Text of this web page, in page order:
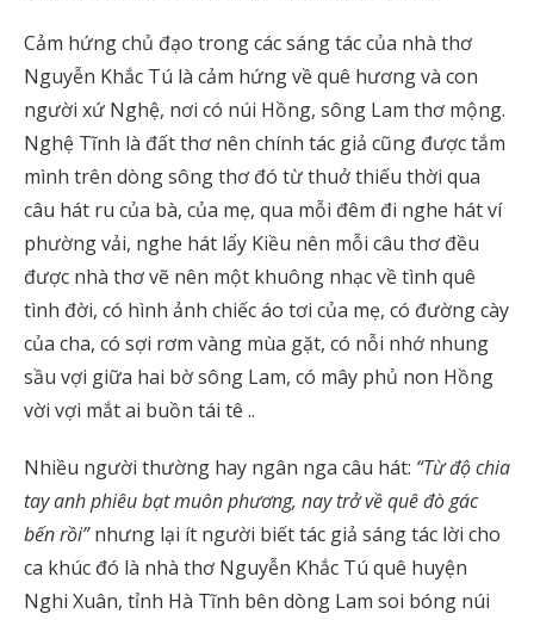
Cảm hứng chủ đạo trong các sáng tác của nhà thơ
Nguyễn Khắc Tú là cảm hứng về quê hương và con
người xứ Nghệ, nơi có núi Hồng, sông Lam thơ mộng.
Nghệ Tĩnh là đất thơ nên chính tác giả cũng được tắm
mình trên dòng sông thơ đó từ thuở thiếu thời qua
câu hát ru của bà, của mẹ, qua mỗi đêm đi nghe hát ví
phường vải, nghe hát lẩy Kiều nên mỗi câu thơ đều
được nhà thơ vẽ nên một khuông nhạc về tình quê
tình đời, có hình ảnh chiếc áo tơi của mẹ, có đường cày
của cha, có sợi rơm vàng mùa gặt, có nỗi nhớ nhung
sầu vợi giữa hai bờ sông Lam, có mây phủ non Hồng
vời vợi mắt ai buồn tái tê ..
Nhiều người thường hay ngân nga câu hát: “Từ độ chia
tay anh phiêu bạt muôn phương, nay trở về quê đò gác
bến rồi”nhưng lại ít người biết tác giả sáng tác lời cho
ca khúc đó là nhà thơ Nguyễn Khắc Tú quê huyện
Nghi Xuân, tỉnh Hà Tĩnh bên dòng Lam soi bóng núi